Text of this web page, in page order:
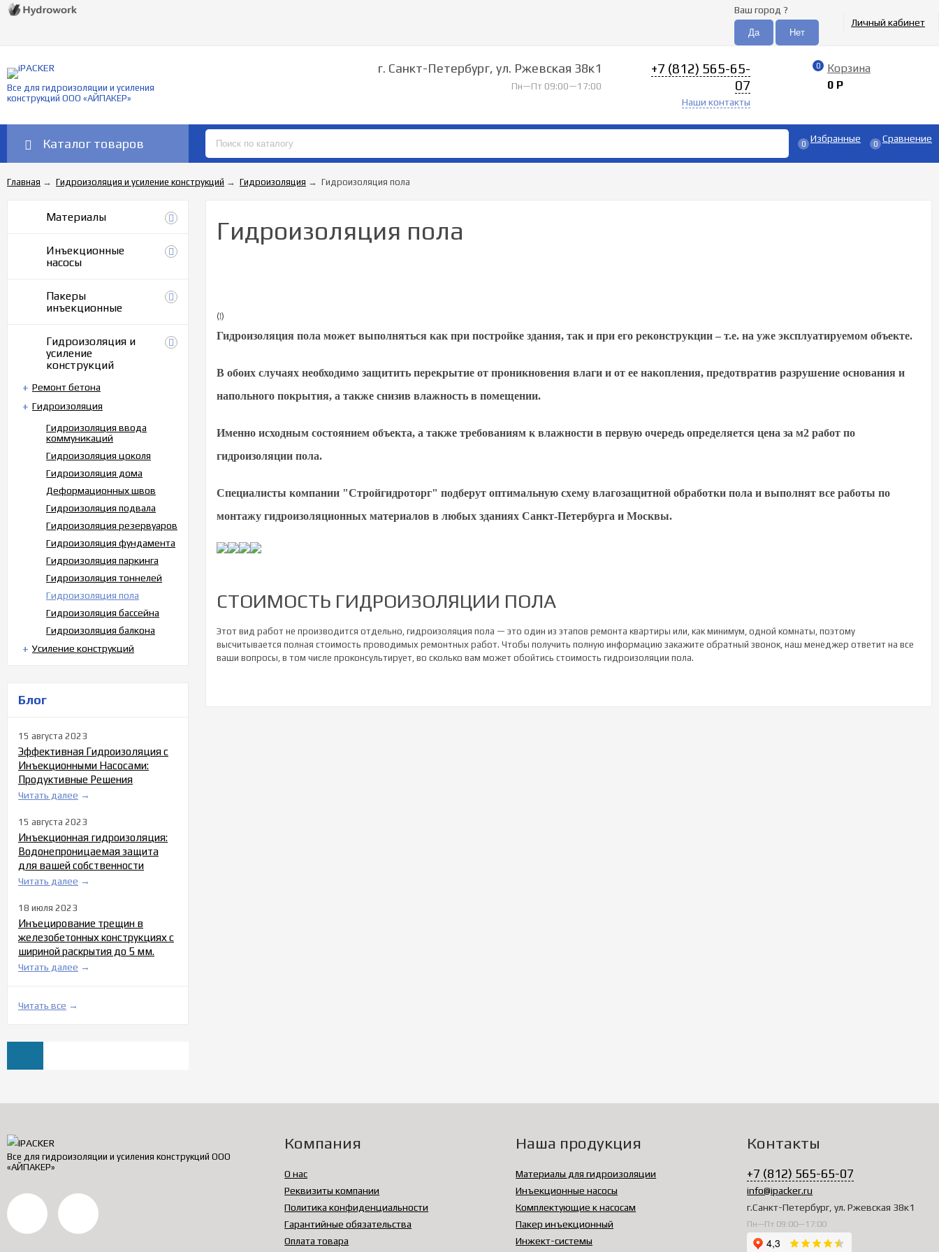
Ваш город ?
Личный кабинет
Все для гидроизоляции и усиления
конструкций ООО «АЙПАКЕР»
г. Санкт-Петербург, ул. Ржевская 38к1
Пн—Пт 09:00—17:00
+7 (812) 565-65-
07
Наши контакты
0
Корзина
0 Р
Каталог товаров 0 Избранные 0 Сравнение
Главная → Гидроизоляция и усиление конструкций → Гидроизоляция → Гидроизоляция пола
Материалы
Инъекционные
насосы
Пакеры
инъекционные
Гидроизоляция и
усиление
конструкций
Ремонт бетона
Гидроизоляция
Гидроизоляция ввода
коммуникаций
Гидроизоляция цоколя
Гидроизоляция дома
Деформационных швов
Гидроизоляция подвала
Гидроизоляция резервуаров
Гидроизоляция фундамента
Гидроизоляция паркинга
Гидроизоляция тоннелей
Гидроизоляция пола
Гидроизоляция бассейна
Гидроизоляция балкона
Усиление конструкций
Блог
15 августа 2023
Эффективная Гидроизоляция с
Инъекционными Насосами:
Продуктивные Решения
Читать далее →
15 августа 2023
Инъекционная гидроизоляция:
Водонепроницаемая защита
для вашей собственности
Читать далее →
18 июля 2023
Инъецирование трещин в
железобетонных конструкциях с
шириной раскрытия до 5 мм.
Читать далее →
Читать все →
Гидроизоляция пола
(!)
Гидроизоляция пола может выполняться как при постройке здания, так и при его реконструкции – т.е. на уже эксплуатируемом объекте.
В обоих случаях необходимо защитить перекрытие от проникновения влаги и от ее накопления, предотвратив разрушение основания и
напольного покрытия, а также снизив влажность в помещении.
Именно исходным состоянием объекта, а также требованиям к влажности в первую очередь определяется цена за м2 работ по
гидроизоляции пола.
Специалисты компании "Стройгидроторг" подберут оптимальную схему влагозащитной обработки пола и выполнят все работы по
монтажу гидроизоляционных материалов в любых зданиях Санкт-Петербурга и Москвы.
СТОИМОСТЬ ГИДРОИЗОЛЯЦИИ ПОЛА
Этот вид работ не производится отдельно, гидроизоляция пола — это один из этапов ремонта квартиры или, как минимум, одной комнаты, поэтому
высчитывается полная стоимость проводимых ремонтных работ. Чтобы получить полную информацию закажите обратный звонок, наш менеджер ответит на все
ваши вопросы, в том числе проконсультирует, во сколько вам может обойтись стоимость гидроизоляции пола.
Все для гидроизоляции и усиления конструкций ООО
«АЙПАКЕР»
Компания
О нас
Реквизиты компании
Политика конфиденциальности
Гарантийные обязательства
Оплата товара
Наша продукция
Материалы для гидроизоляции
Инъекционные насосы
Комплектующие к насосам
Пакер инъекционный
Инжект-системы
Контакты
+7 (812) 565-65-07
info@ipacker.ru
г.Санкт-Петербург, ул. Ржевская 38к1
Пн—Пт 09:00—17:00